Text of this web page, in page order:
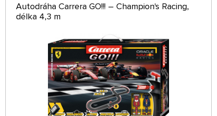
Autodráha Carrera GO!!! – Champion's Racing,
délka 4,3 m